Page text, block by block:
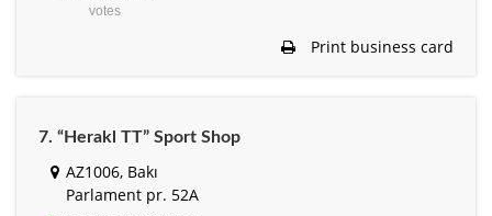
votes
Print business card
7. “Herakl TT” Sport Shop
AZ1006, Bakı
Parlament pr. 52A